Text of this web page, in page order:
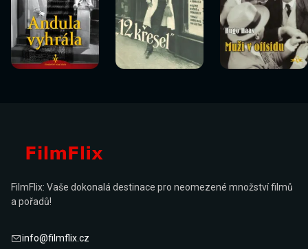
Sledovat
nyní
Sledovat
nyní
Sledovat
nyní
Sledovat
nyní
Sledovat
nyní
Sledovat
FilmFlix: Vaše dokonalá destinace pro neomezené množství filmů
a pořadů!
info@filmflix.cz